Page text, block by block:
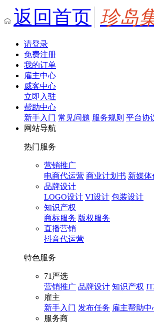
返回首页 珍岛
请登录
免费注册
我的订单
雇主中心
威客中心
立即入驻
帮助中心
新手入门 常见问题 服务规则 平台协
网站导航
热门服务
营销推广
电商代运营 商业计划书 新媒
品牌设计
LOGO设计 VI设计 包装设计
知识产权
商标服务 版权服务
直播营销
抖音代运营
特色服务
71严选
营销推广 品牌设计 知识产权
雇主
新手入门 发布任务 雇主帮助中
服务商